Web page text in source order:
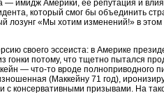
имидж Америки, ее репутация и
который смог бы объединить
лозунг «Мы хотим изменений!» в
своего эссеиста: в Америке
потому, что тщетно пытался
— что-то вроде
(Маккейну 71 год),
с консервативными призывами. На